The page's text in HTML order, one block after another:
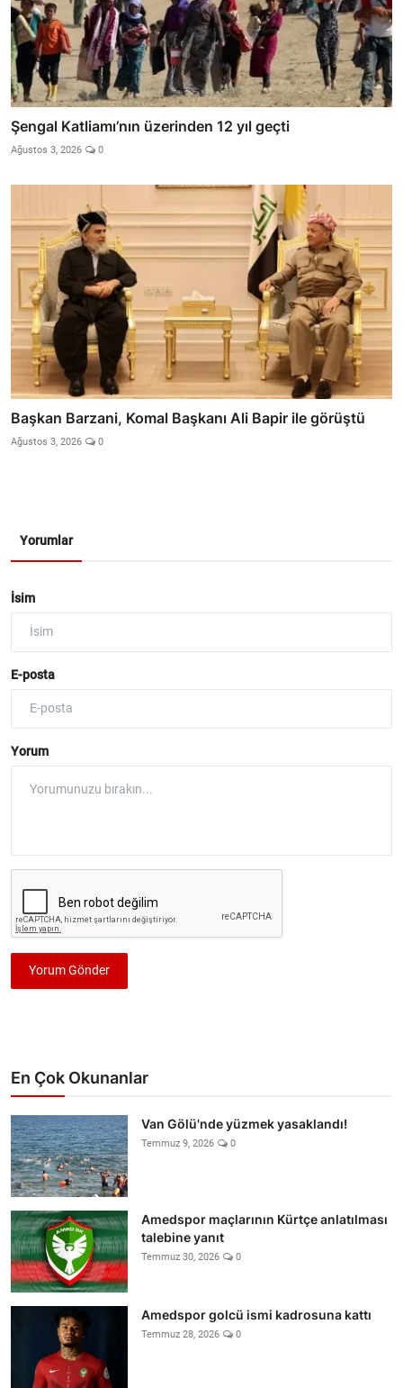
Şengal Katliamı’nın üzerinden 12 yıl geçti
Ağustos 3, 2026 0
Başkan Barzani, Komal Başkanı Ali Bapir ile görüştü
Ağustos 3, 2026 0
Yorumlar
İsim
E-posta
Yorum
Yorum Gönder
En Çok Okunanlar
Van Gölü'nde yüzmek yasaklandı!
Temmuz 9, 2026 0
Amedspor maçlarının Kürtçe anlatılması
talebine yanıt
Temmuz 30, 2026 0
Amedspor golcü ismi kadrosuna kattı
Temmuz 28, 2026 0